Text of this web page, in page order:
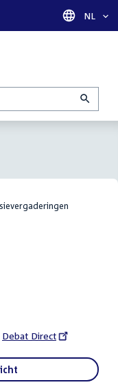
Taal
NL
External
Debat Direct